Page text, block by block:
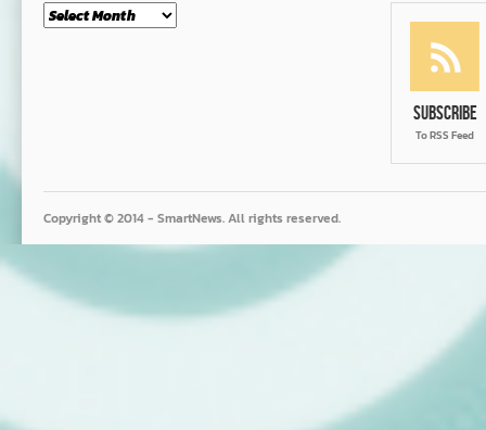
Month
Subscribe
To RSS Feed
Copyright © 2014 - SmartNews. All rights reserved.